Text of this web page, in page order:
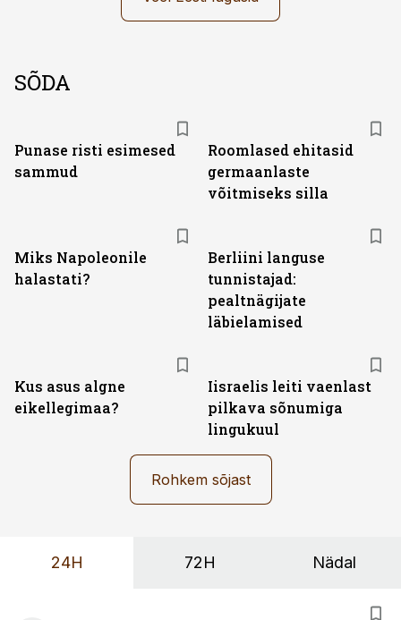
SÕDA
Punase risti esimesed
sammud
Roomlased ehitasid
germaanlaste
võitmiseks silla
Miks Napoleonile
halastati?
Berliini languse
tunnistajad:
pealtnägijate
läbielamised
Kus asus algne
eikellegimaa?
Iisraelis leiti vaenlast
pilkava sõnumiga
lingukuul
Rohkem sõjast
24H 72H Nädal